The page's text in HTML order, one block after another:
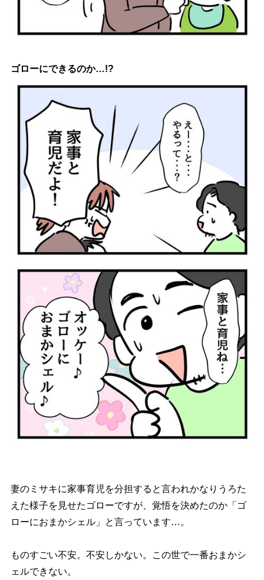
ゴローにできるのか…!?
妻のミサキに家事育児を分担すると言われかなりうろた
えた様子を見せたゴローですが、覚悟を決めたのか「ゴ
ローにおまかシェル」と言っています…。
ものすごい不安。不安しかない。この世で一番おまかシ
ェルできない。